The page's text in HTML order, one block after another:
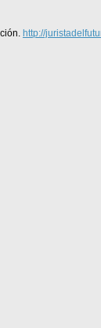
http://